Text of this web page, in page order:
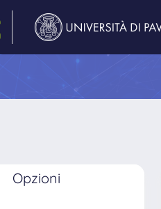
Opzioni